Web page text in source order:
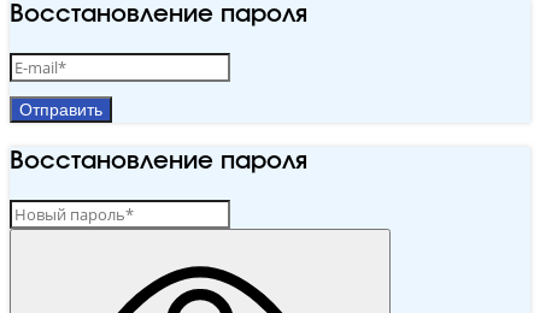
Восстановление пароля
Отправить
Восстановление пароля